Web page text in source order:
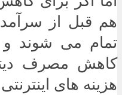
هم قبل از
تمام می شوند و
کاهش مصرف دیتا
هزینه های